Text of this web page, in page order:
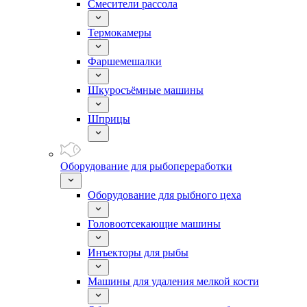
Смесители рассола
Термокамеры
Фаршемешалки
Шкуросъёмные машины
Шприцы
Оборудование для рыбопереработки
Оборудование для рыбного цеха
Головоотсекающие машины
Инъекторы для рыбы
Машины для удаления мелкой кости